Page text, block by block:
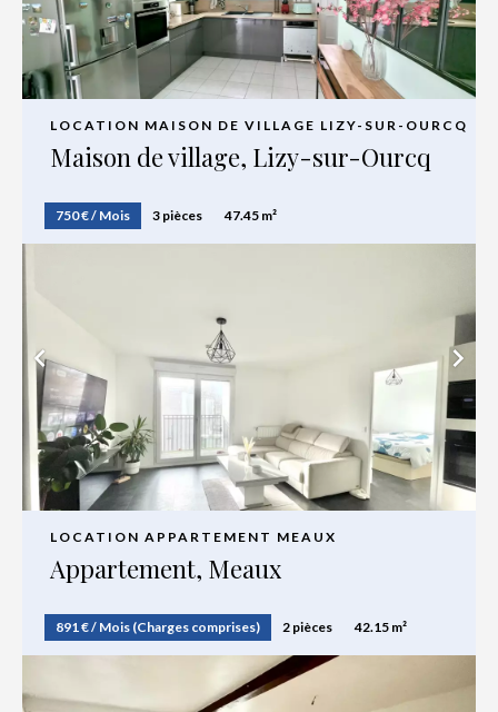
LOCATION MAISON DE VILLAGE LIZY-SUR-OURCQ
Maison de village, Lizy-sur-Ourcq
750 € / Mois 3 pièces 47.45 m²
LOCATION APPARTEMENT MEAUX
Appartement, Meaux
891 € / Mois (Charges comprises) 2 pièces 42.15 m²